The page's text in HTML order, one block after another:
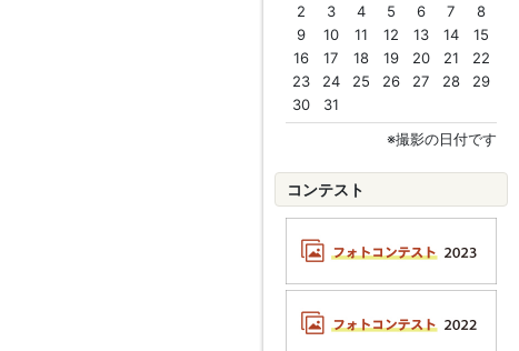
2
3 4 5 6 7
8
9
10 11 12 13 14
15
16
17 18 19 20 21
22
23
24 25 26 27 28
29
30
31
※撮影の日付です
コンテスト